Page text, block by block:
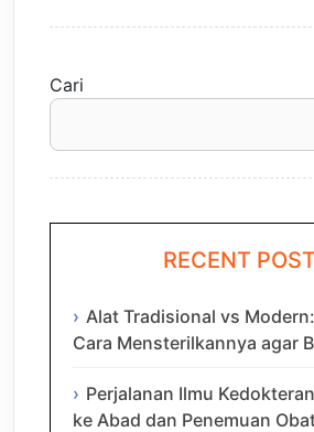
Cari
RECENT
Alat Tradisional vs
Cara Mensterilkannya agar
Perjalanan Ilmu
ke Abad dan Penemuan